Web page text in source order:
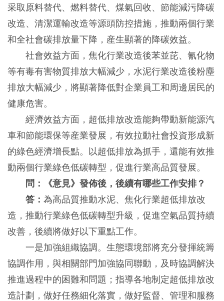
采取原料替代、燃料替代、煤氣回收、節能減污降碳
改造、清潔運輸改造等源頭防控措施，推動兩個行業
和全社會碳排放量下降，産生顯著的降碳效益。
社會效益方面，焦化行業改造後苯並芘、氰化物
等有毒有害物質排放大幅減少，水泥行業改造後粉塵
排放大幅減少，將顯著降低對企業員工和周邊居民的
健康危害。
經濟效益方面，超低排放改造能夠帶動新能源汽
車和節能環保等産業發展，有效拉動社會投資形成新
的綠色經濟增長點。以超低排放為抓手，還能有效推
動兩個行業綠色低碳轉型，促進行業高品質發展。
問：《意見》發佈後，後續有哪些工作安排？
答： 為高品質推動水泥、焦化行業超低排放改
造，推動行業綠色低碳轉型升級，促進空氣品質持續
改善，後續將做好以下重點工作。
一是加強組織協調。生態環境部將充分發揮統籌
協調作用，與相關部門加強協同聯動，及時協調解決
推進過程中的困難和問題；指導各地制定超低排放改
造計劃，做好任務細化落實，做好監督、管理和服務